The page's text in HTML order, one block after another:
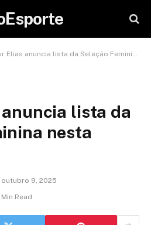
anuncia lista da Seleção Feminina nesta quinta-feira
lista da
nesta
outubro 9, 2025
Min Read